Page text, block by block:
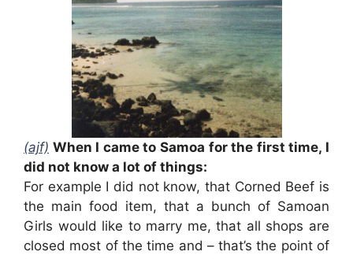
(ajf) When I came to Samoa for the first time, I
did not know a lot of things:
For example I did not know, that Corned Beef is
the main food item, that a bunch of Samoan
Girls would like to marry me, that all shops are
closed most of the time and – that’s the point of